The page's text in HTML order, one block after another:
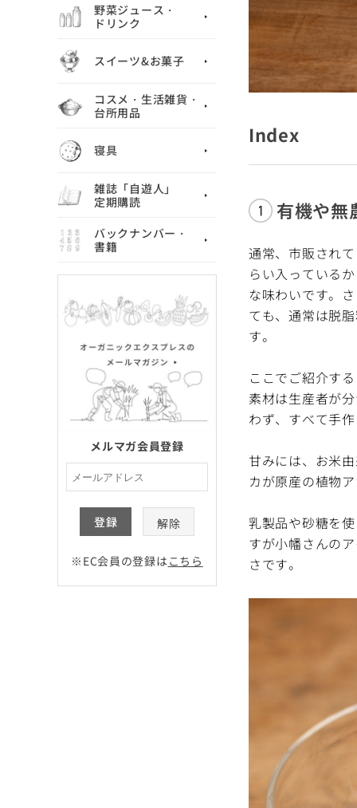
野菜ジュース・
ドリンク
スイーツ&お菓子
コスメ・生活雑貨・
台所用品
寝具
雑誌「自遊人」
定期購読
バックナンバー・
書籍
メルマガ会員登録
登録 解除
※EC会員の登録は こちら
Index
有機や無
通常、市販され
らい入っている
な味わいです。
ても、通常は脱
す。
ここでご紹介す
素材は生産者が
わず、すべて手
甘みには、お米
カが原産の植物
乳製品や砂糖を
すが小幡さんの
さです。